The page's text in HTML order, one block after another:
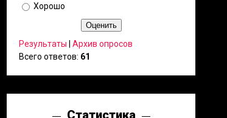
Хорошо
Результаты
Архив опросов
Всего ответов: 61